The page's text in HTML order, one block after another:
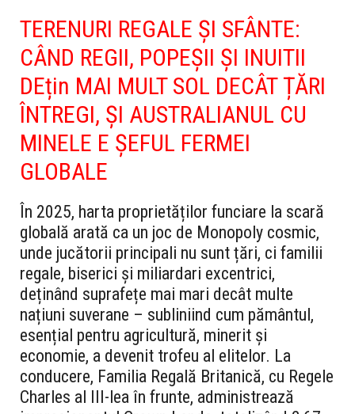
TERENURI REGALE ȘI SFÂNTE:
CÂND REGII, POPEȘII ȘI INUITII
DEțin MAI MULT SOL DECÂT ȚĂRI
ÎNTREGI, ȘI AUSTRALIANUL CU
MINELE E ȘEFUL FERMEI
GLOBALE
În 2025, harta proprietăților funciare la scară
globală arată ca un joc de Monopoly cosmic,
unde jucătorii principali nu sunt țări, ci familii
regale, biserici și miliardari excentrici,
deținând suprafețe mai mari decât multe
națiuni suverane – subliniind cum pământul,
esențial pentru agricultură, minerit și
economie, a devenit trofeu al elitelor. La
conducere, Familia Regală Britanică, cu Regele
Charles al III-lea în frunte, administrează